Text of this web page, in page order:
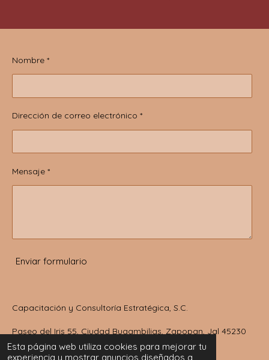
Esta página web utiliza cookies para mejorar tu
experiencia y mostrar anuncios diseñados a
Nombre *
Dirección de correo electrónico *
Mensaje *
Enviar formulario
Capacitación y Consultoría Estratégica, S.C.
Paseo del Iris 55, Ciudad Bugambilias, Zapopan, Jal 45230
México